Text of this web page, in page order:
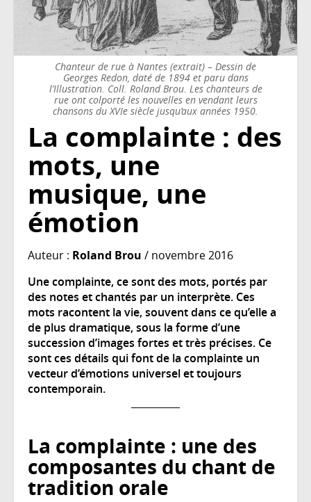
Chanteur de rue à Nantes (extrait) – Dessin de
Georges Redon, daté de 1894 et paru dans
l’Illustration. Coll. Roland Brou. Les chanteurs de
rue ont colporté les nouvelles en vendant leurs
chansons du XVIe siècle jusqu’aux années 1950.
La complainte : des
mots, une
musique, une
émotion
Auteur : Roland Brou / novembre 2016
Une complainte, ce sont des mots, portés par
des notes et chantés par un interprète. Ces
mots racontent la vie, souvent dans ce qu’elle a
de plus dramatique, sous la forme d’une
succession d’images fortes et très précises. Ce
sont ces détails qui font de la complainte un
vecteur d’émotions universel et toujours
contemporain.
La complainte : une des
composantes du chant de
tradition orale